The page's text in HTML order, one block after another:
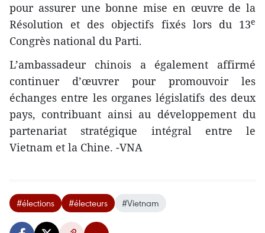
pour assurer une bonne mise en œuvre de la
Résolution et des objectifs fixés lors du 13e
Congrès national du Parti.
L’ambassadeur chinois a également affirmé
continuer d’œuvrer pour promouvoir les
échanges entre les organes législatifs des deux
pays, contribuant ainsi au développement du
partenariat stratégique intégral entre le
Vietnam et la Chine. -VNA
#élections #électeurs #Vietnam